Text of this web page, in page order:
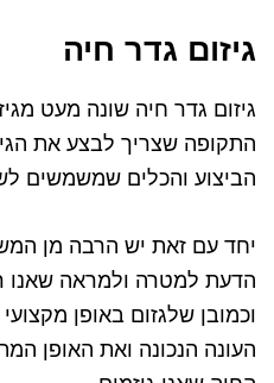
גיזום גדר חיה
גיזום גדר חיה שונה מעט
התקופה שצריך לבצע את
הביצוע והכלים שמשמשים
יחד עם זאת יש הרבה מן
הדעת למטרה ולמראה שאנו
וכמובן שלגזום באופן
העונה הנכונה ואת האופן